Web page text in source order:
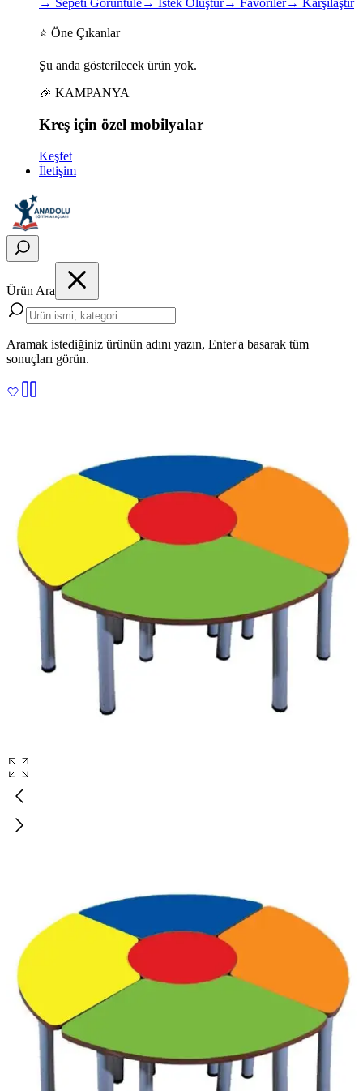
→ Sepeti Görüntüle→ İstek Oluştur→ Favoriler→ Karşılaştır
⭐ Öne Çıkanlar
Şu anda gösterilecek ürün yok.
🎉 KAMPANYA
Kreş için özel mobilyalar
Keşfet
İletişim
Ürün Ara
Aramak istediğiniz ürünün adını yazın, Enter'a basarak tüm
sonuçları görün.